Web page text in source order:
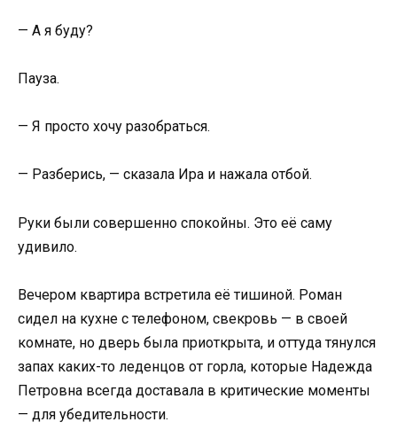
— А я буду?
Пауза.
— Я просто хочу разобраться.
— Разберись, — сказала Ира и нажала отбой.
Руки были совершенно спокойны. Это её саму
удивило.
Вечером квартира встретила её тишиной. Роман
сидел на кухне с телефоном, свекровь — в своей
комнате, но дверь была приоткрыта, и оттуда тянулся
запах каких-то леденцов от горла, которые Надежда
Петровна всегда доставала в критические моменты
— для убедительности.